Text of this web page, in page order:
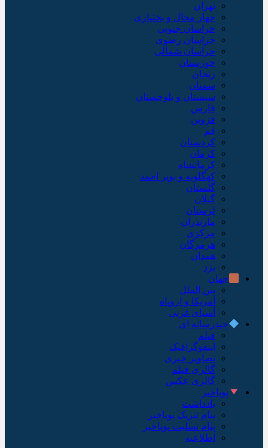
تهران
چهار محال و بختیاری
خراسان جنوبی
خراسان رضوی
خراسان شمالی
خوزستان
زنجان
سمنان
سیستان و بلوچستان
فارس
قزوین
قم
کردستان
کرمان
کرمانشاه
کهگلویه و بویر احمد
گلستان
گیلان
لرستان
مازندران
مرکزی
هرمزگان
همدان
یزد
جهان
بین الملل
آمریکا و اروپاه
آسیای غربی
چندرسانه ای
فیلم
اینفوگرافیک
تصاویر خبری
گالری فیلم
گالری عکس
پویاخبر
یادداشت
پیام تبریک پویاخبر
پیام تسلیت پویاخبر
اطلاعیه